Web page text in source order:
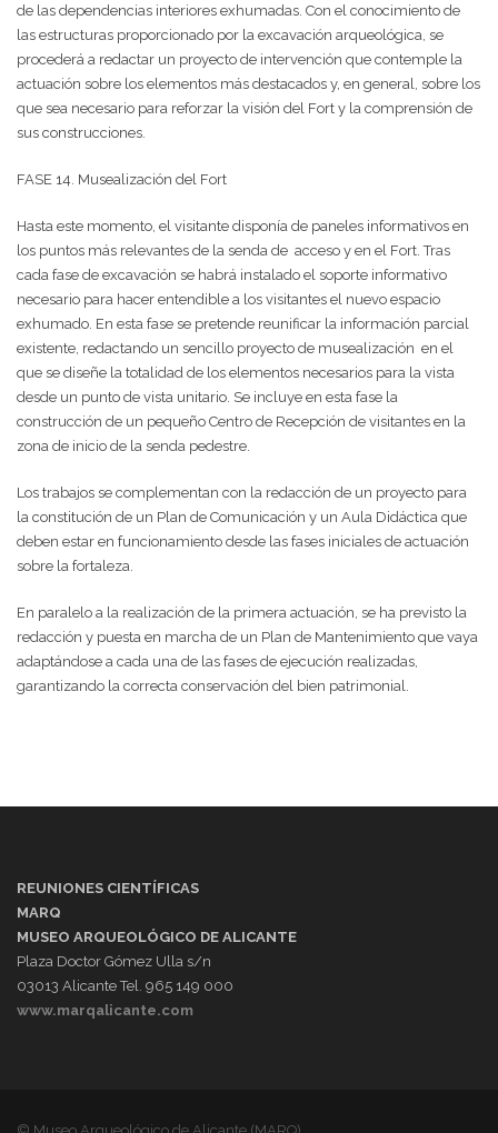
de las dependencias interiores exhumadas. Con el conocimiento de
las estructuras proporcionado por la excavación arqueológica, se
procederá a redactar un proyecto de intervención que contemple la
actuación sobre los elementos más destacados y, en general, sobre los
que sea necesario para reforzar la visión del Fort y la comprensión de
sus construcciones.
FASE 14. Musealización del Fort
Hasta este momento, el visitante disponía de paneles informativos en
los puntos más relevantes de la senda de acceso y en el Fort. Tras
cada fase de excavación se habrá instalado el soporte informativo
necesario para hacer entendible a los visitantes el nuevo espacio
exhumado. En esta fase se pretende reunificar la información parcial
existente, redactando un sencillo proyecto de musealización en el
que se diseñe la totalidad de los elementos necesarios para la vista
desde un punto de vista unitario. Se incluye en esta fase la
construcción de un pequeño Centro de Recepción de visitantes en la
zona de inicio de la senda pedestre.
Los trabajos se complementan con la redacción de un proyecto para
la constitución de un Plan de Comunicación y un Aula Didáctica que
deben estar en funcionamiento desde las fases iniciales de actuación
sobre la fortaleza.
En paralelo a la realización de la primera actuación, se ha previsto la
redacción y puesta en marcha de un Plan de Mantenimiento que vaya
adaptándose a cada una de las fases de ejecución realizadas,
garantizando la correcta conservación del bien patrimonial.
REUNIONES CIENTÍFICAS
MARQ
MUSEO ARQUEOLÓGICO DE ALICANTE
Plaza Doctor Gómez Ulla s/n
03013 Alicante Tel. 965 149 000
www.marqalicante.com